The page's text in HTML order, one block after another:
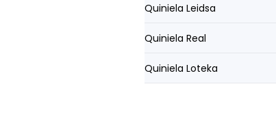
Quiniela Leidsa
Quiniela Real
Quiniela Loteka